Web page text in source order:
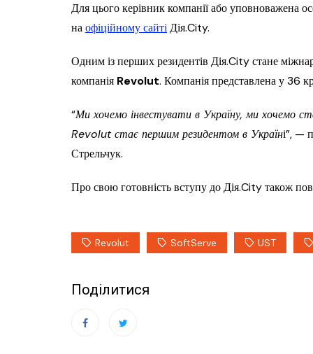
Для цього керівник компанії або уповноважена
наофіційному сайтіДія.City.
Одним із перших резидентів Дія.City стане
компанія Revolut. Компанія представлена у 36
“Ми хочемо інвестувати в Україну, ми хочемо
Revolut стає першим резидентом в Україні”, —
Стрельчук.
Про свою готовність вступу до Дія.City також
Revolut SoftServe UST
Поділитися